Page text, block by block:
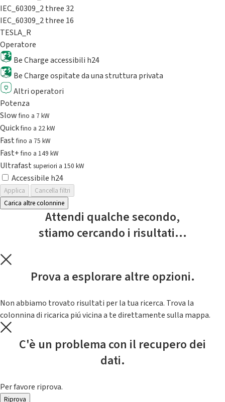
IEC_60309_2 three 32
IEC_60309_2 three 16
TESLA_R
Operatore
Be Charge accessibili h24
Be Charge ospitate da una struttura privata
Altri operatori
Potenza
Slowfino a 7 kW
Quickfino a 22 kW
Fastfino a 75 kW
Fast+fino a 149 kW
Ultrafast superiori a 150 kW
Accessibile h24
Applica
Cancella filtri
Carica altre colonnine
Attendi qualche secondo,
stiamo cercando i risultati...
Prova a esplorare altre opzioni.
Non abbiamo trovato risultati per la tua ricerca. Trova la
colonnina di ricarica piú vicina a te direttamente sulla mappa.
C'è un problema con il recupero dei
dati.
Per favore riprova.
Riprova